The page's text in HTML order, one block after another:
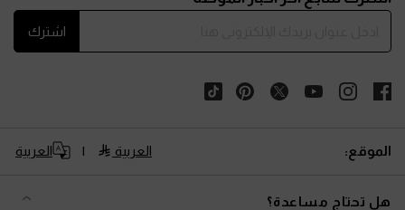
اشترك
الموقع: العربية العربية
هل تحتاج مساعدة؟